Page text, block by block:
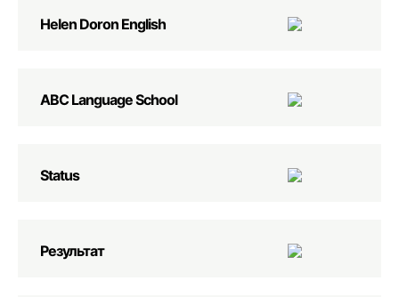
Helen Doron English
ABC Language School
Status
Результат